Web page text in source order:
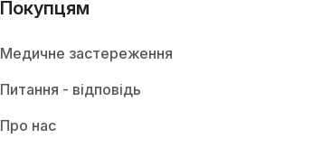
Покупцям
Медичне застереження
Питання - відповідь
Про нас